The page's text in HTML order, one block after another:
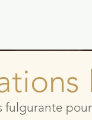
fulgurante